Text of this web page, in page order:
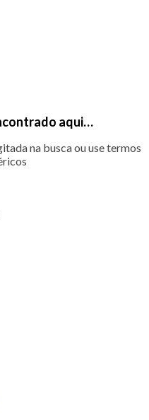
aqui…
na busca ou use termos